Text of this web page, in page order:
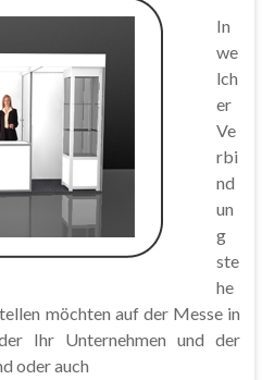
In
we
lch
er
Ve
rbi
nd
un
g
ste
he
möchten auf der Messe in
Ihr Unternehmen und der
oder auch